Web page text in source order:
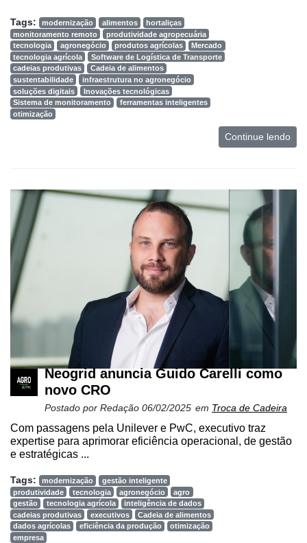
Tags: modernização alimentos
hortaliças
monitoramento remoto
produtividade agropecuária
tecnologia
agronegócio produtos agrícolas
Mercado
tecnologia agrícola
Software de Logística de Transporte
cadeias produtivas
Cadeia de alimentos
sustentabilidade
infraestrutura no agronegócio
soluções digitais
Inovações tecnológicas
Sistema de monitoramento
ferramentas inteligentes
otimização
Continue lendo
Neogrid anuncia Guido Carelli como
novo CRO
Postado por Redação 06/02/2025 em Troca de Cadeira
Com passagens pela Unilever e PwC, executivo traz
expertise para aprimorar eficiência operacional, de gestão
e estratégicas ...
Tags: modernização
gestão inteligente
produtividade
tecnologia agronegócio
agro
gestão
tecnologia agrícola
inteligência de dados
cadeias produtivas
executivos
Cadeia de alimentos
dados agrícolas
eficiência da produção
otimização
empresa